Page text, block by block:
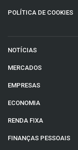
POLÍTICA DE COOKIES
NOTÍCIAS
MERCADOS
EMPRESAS
ECONOMIA
RENDA FIXA
FINANÇAS PESSOAIS